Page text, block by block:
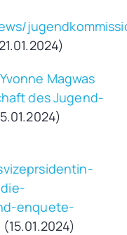
Magwas
des Jugend-
enquete-
(15.01.2024)